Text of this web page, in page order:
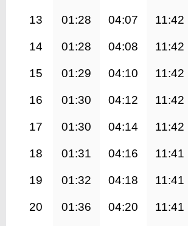
13 01:28 04:07 11:42
14 01:28 04:08 11:42
15 01:29 04:10 11:42
16 01:30 04:12 11:42
17 01:30 04:14 11:42
18 01:31 04:16 11:41
19 01:32 04:18 11:41
20 01:36 04:20 11:41